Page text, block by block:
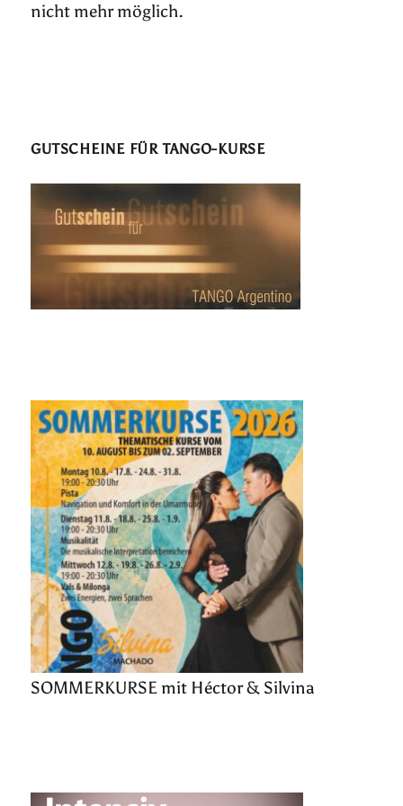
nicht mehr möglich.
GUTSCHEINE FÜR TANGO-KURSE
SOMMERKURSE mit Héctor & Silvina